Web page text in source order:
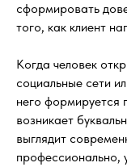
сформировать
того, как клиент
Когда человек
социальные сети
него формируется
возникает
выглядит
профессионально,